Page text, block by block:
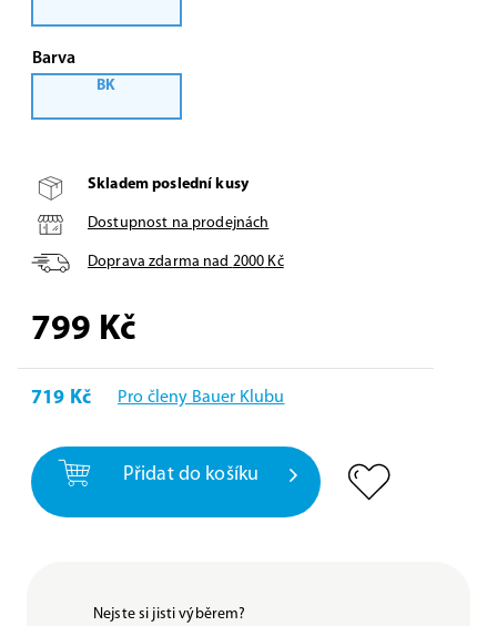
Barva
BK
Skladem poslední kusy
Dostupnost na prodejnách
Doprava zdarma nad 2000 Kč
799 Kč
719 Kč Pro členy Bauer Klubu
Přidat do košíku
Nejste si jisti výběrem?